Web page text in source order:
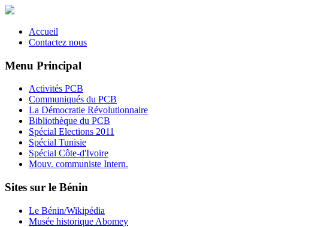
Accueil
Contactez nous
Menu Principal
Activités PCB
Communiqués du PCB
La Démocratie Révolutionnaire
Bibliothèque du PCB
Spécial Elections 2011
Spécial Tunisie
Spécial Côte-d'Ivoire
Mouv. communiste Intern.
Sites sur le Bénin
Le Bénin/Wikipédia
Musée historique Abomey